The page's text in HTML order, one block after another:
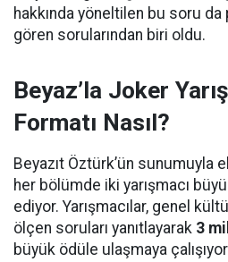
hakkında yöneltilen bu soru
gören sorularından biri oldu.
Beyaz’la Joker
Formatı Nasıl?
Beyazıt Öztürk’ün sunumuyla
her bölümde iki yarışmacı
ediyor. Yarışmacılar, genel
ölçen soruları yanıtlayarak 3
büyük ödüle ulaşmaya